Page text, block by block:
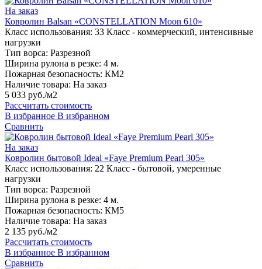
На заказ
Ковролин Balsan «CONSTELLATION Moon 610»
Класс использования: 33 Класс - коммерческий, интенсивные
нагрузки
Тип ворса: Разрезной
Ширина рулона в резке: 4 м.
Пожарная безопасность: КМ2
Наличие товара: На заказ
5 033 руб./м2
Рассчитать стоимость
В избранное В избранном
Сравнить
На заказ
Ковролин бытовой Ideal «Faye Premium Pearl 305»
Класс использования: 22 Класс - бытовой, умеренные
нагрузки
Тип ворса: Разрезной
Ширина рулона в резке: 4 м.
Пожарная безопасность: КМ5
Наличие товара: На заказ
2 135 руб./м2
Рассчитать стоимость
В избранное В избранном
Сравнить